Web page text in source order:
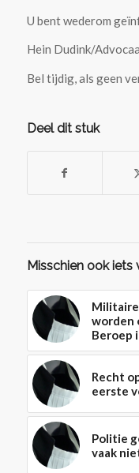
U bent wederom
Hein Dudink/
Bel tijdig, als geen
Deel dit stuk
Misschien ook iets
worden
Beroep
Recht
eerste
Politie
vaak